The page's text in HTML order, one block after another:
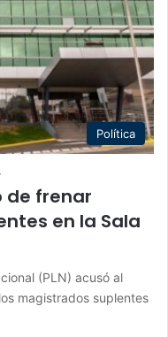
Política
de frenar
en la Sala
(PLN) acusó al
magistrados suplentes